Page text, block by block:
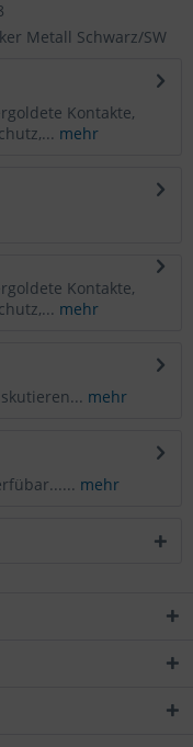
Metall Schwarz/SW
Kontakte,
mehr
Kontakte,
mehr
mehr
mehr